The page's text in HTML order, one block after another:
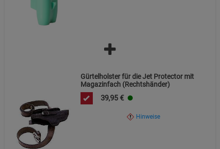
Gürtelholster für die Jet Protector mit
Magazinfach (Rechtshänder)
39,95 €
Hinweise